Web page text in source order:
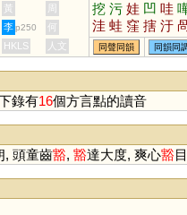
黃 周 挖 污 娃 凹 哇
洼 蛙 窪 搳 汙
溛 划 緺 漥 譁
李 p250
何
HKLS
人文 同聲同韻 同韻同
錄有16個方言點的讀音
, 頭童齒豁, 豁達大度, 爽心豁